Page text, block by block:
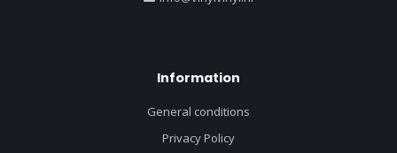
Information
General conditions
Privacy Policy